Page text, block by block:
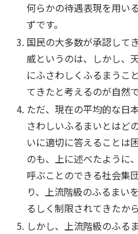
何らかの待遇表現を用い
ずです。
国民の大多数が承認して
威というのは、しかし、
にふさわしくふるまうこ
てきたと考えるのが自然で
ただ、現在の平均的な日
さわしいふるまいとはど
いに適切に答えることは
のも、上に述べたように
呼ぶことのできる社会集
り、上流階級のふるまい
るしく制限されてきたから
しかし、上流階級のふる